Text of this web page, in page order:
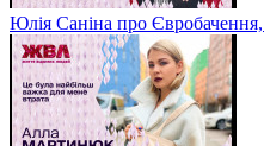
Юлія Саніна про